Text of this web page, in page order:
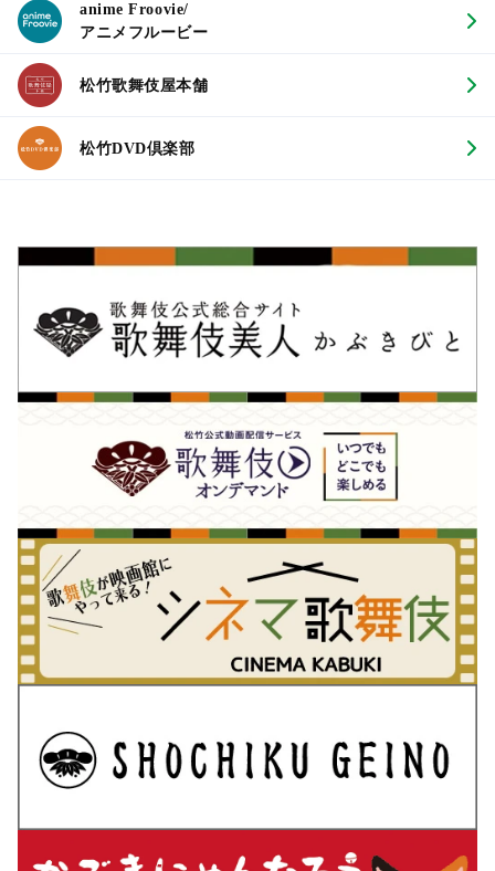
anime Froovie/
アニメフルービー
松竹歌舞伎屋本舗
松竹DVD倶楽部